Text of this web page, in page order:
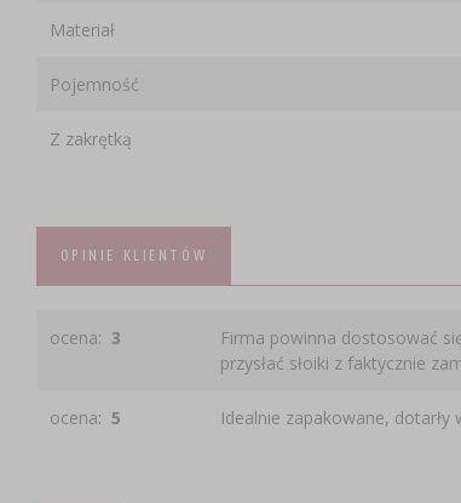
Materiał
Pojemność
Z zakrętką
OPINIE KLIENTÓW
ocena: 3
Firma powinna dostosować
przysłać słoiki z faktycznie
ocena: 5 Idealnie zapakowane, dotarły